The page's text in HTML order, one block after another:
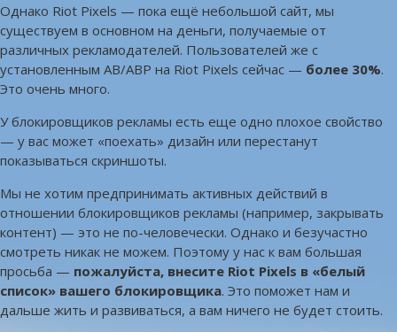
Однако Riot Pixels — пока ещё небольшой сайт, мы
существуем в основном на деньги, получаемые от
различных рекламодателей. Пользователей же с
установленным AB/ABP на Riot Pixels сейчас — более 30%.
Это очень много.
У блокировщиков рекламы есть еще одно плохое свойство
— у вас может «поехать» дизайн или перестанут
показываться скриншоты.
Мы не хотим предпринимать активных действий в
отношении блокировщиков рекламы (например, закрывать
контент) — это не по-человечески. Однако и безучастно
смотреть никак не можем. Поэтому у нас к вам большая
просьба — пожалуйста, внесите Riot Pixels в «белый
список» вашего блокировщика. Это поможет нам и
дальше жить и развиваться, а вам ничего не будет стоить.